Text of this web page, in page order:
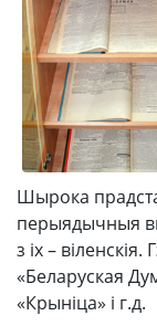
Шырока
перыядычныя
з іх –
«Беларуская
«Крыніца» і г.д.